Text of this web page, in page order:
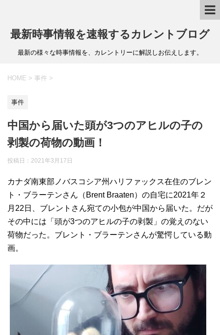
最新時事情報を速報するカレントブログ
最新の様々な時事情報を、カレントリーに解説しお伝えします。
HOME > 事件 >
事件
中国から届いた頭が3つのアヒルの子の
剥製の荷物の動画！
投稿日： 2021年3月17日
カナダ南東部ノバスコシア州ハリファックス在住のブレン
ト・ブラーテンさん（Brent Braaten）の自宅に2021年２
月22日、ブレントさん宛ての小包が中国から届いた。だが
その中には「頭が3つのアヒルの子の剥製」の覚えのない
荷物だった。ブレント・ブラーテンさんが驚愕している動
画。